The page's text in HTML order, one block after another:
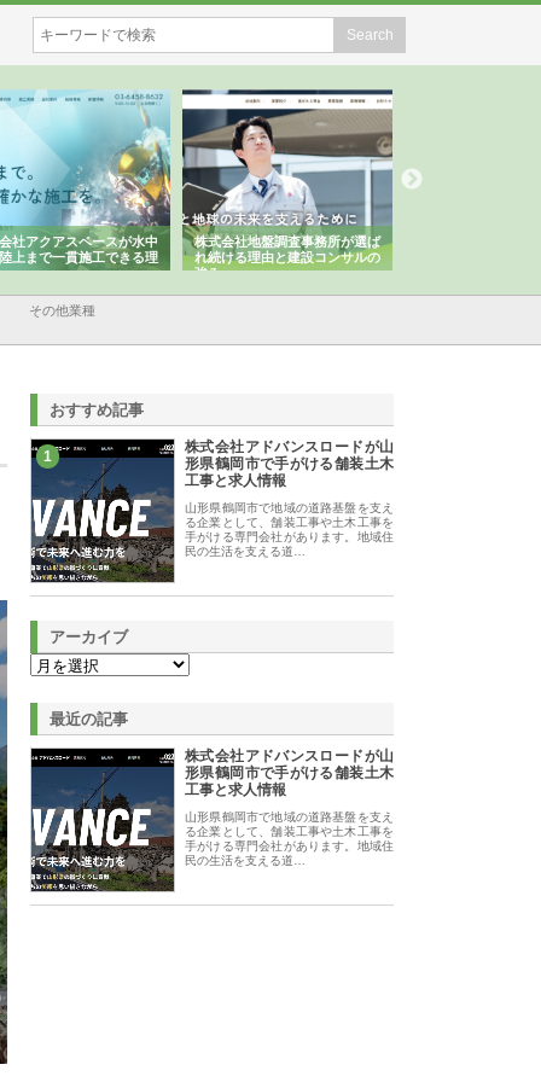
社アクアスペースが水中
上まで一貫施工できる理
株式会社地盤調査事務所が選ば
れ続ける理由と建設コンサルの
強み
その他業種
おすすめ記事
1
株式会社アドバンスロードが山
形県鶴岡市で手がける舗装土木
工事と求人情報
山形県鶴岡市で地域の道路基盤を支え
る企業として、舗装工事や土木工事を
手がける専門会社があります。地域住
民の生活を支える道…
アーカイブ
最近の記事
株式会社アドバンスロードが山
形県鶴岡市で手がける舗装土木
工事と求人情報
山形県鶴岡市で地域の道路基盤を支え
る企業として、舗装工事や土木工事を
手がける専門会社があります。地域住
民の生活を支える道…